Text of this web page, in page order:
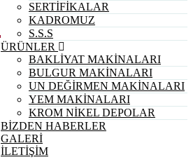
SERTİFİKALAR
KADROMUZ
S.S.S
ÜRÜNLER
BAKLİYAT MAKİNALARI
BULGUR MAKİNALARI
UN DEĞİRMEN MAKİNALARI
YEM MAKİNALARI
KROM NİKEL DEPOLAR
BİZDEN HABERLER
GALERİ
İLETİŞİM